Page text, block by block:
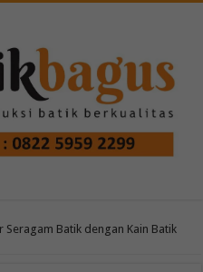
Seragam Batik dengan Kain Batik